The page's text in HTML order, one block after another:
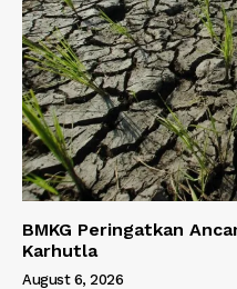
BMKG Peringatkan
Karhutla
August 6, 2026